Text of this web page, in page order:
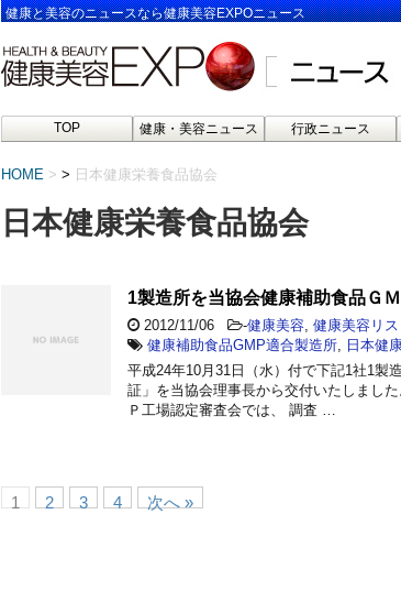
健康と美容のニュースなら健康美容EXPOニュース
TOP 健康・美容ニュース 行政ニュース
HOME > 日本健康栄養食品協会
日本健康栄養食品協会
1製造所を当協会健康補助食品Ｇ
2012/11/06 -健康美容 健康美容リス
健康補助食品GMP適合製造所
日本健
平成24年10月31日（水）付で下記1社1製
証」を当協会理事長から交付いたしまし
Ｐ工場認定審査会では、 調査 …
1 2 3 4 次へ »